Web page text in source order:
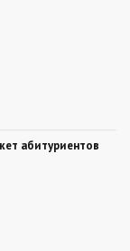
абитуриентов